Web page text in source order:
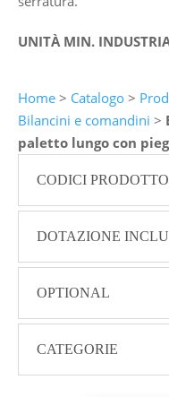
UNITÀ MIN.
Home> Catalogo>
Bilancini e comandini >
paletto lungo con
CODICI PRODOTTO
DOTAZIONE
OPTIONAL
CATEGORIE